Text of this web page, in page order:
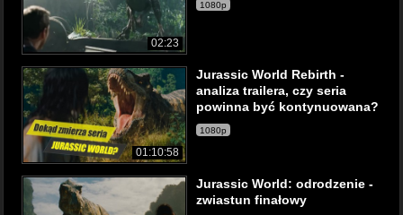
02:23
1080p
01:10:58
Jurassic World Rebirth -
analiza trailera, czy seria
powinna być kontynuowana?
1080p
Jurassic World: odrodzenie -
zwiastun finałowy